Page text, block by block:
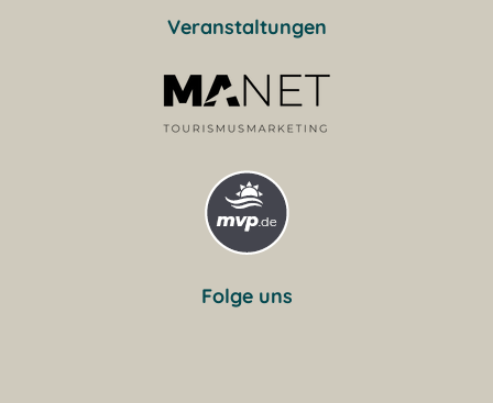
Veranstaltungen
Folge uns